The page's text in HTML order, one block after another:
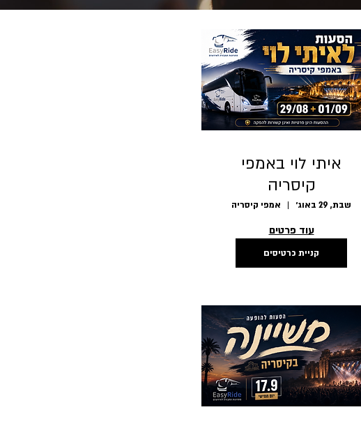
איתי לוי באמפי
קיסריה
29/08+01/09שבת, 29 באוג׳ אמפי קיסריה
עוד פרטים
קניית כרטיסים